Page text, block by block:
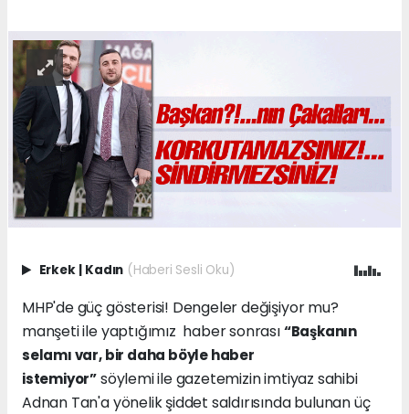
Erkek | Kadın (Haberi Sesli Oku)
MHP'de güç gösterisi! Dengeler değişiyor mu?
manşeti ile yaptığımız haber sonrası“Başkanın
selamı var, bir daha böyle haber
istemiyor”söylemi ile gazetemizin imtiyaz sahibi
Adnan Tan'a yönelik şiddet saldırısında bulunan üç